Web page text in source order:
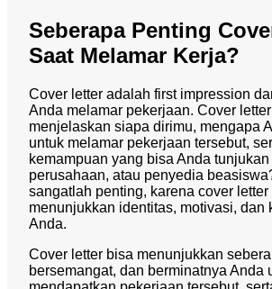
Seberapa Penting
Saat Melamar Kerja?
Cover letter adalah first impression
Anda melamar pekerjaan. Cover
menjelaskan siapa dirimu, mengapa
untuk melamar pekerjaan tersebut,
kemampuan yang bisa Anda
perusahaan, atau penyedia
sangatlah penting, karena cover letter
menunjukkan identitas, motivasi, dan
Anda.
Cover letter bisa menunjukkan
bersemangat, dan berminatnya Anda